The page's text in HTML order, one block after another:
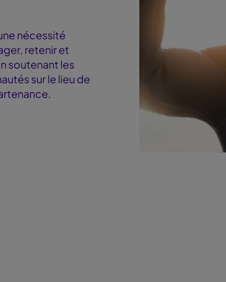
nécessité
retenir et
soutenant les
sur le lieu de